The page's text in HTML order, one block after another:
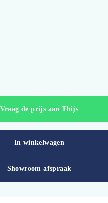
Vraag de prijs aan Thijs
In winkelwagen
Showroom afspraak